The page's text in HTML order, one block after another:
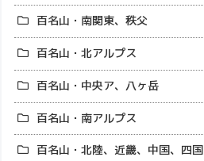
百名山・南関東、秩父
百名山・北アルプス
百名山・中央ア、八ヶ岳
百名山・南アルプス
百名山・北陸、近畿、中国、四国